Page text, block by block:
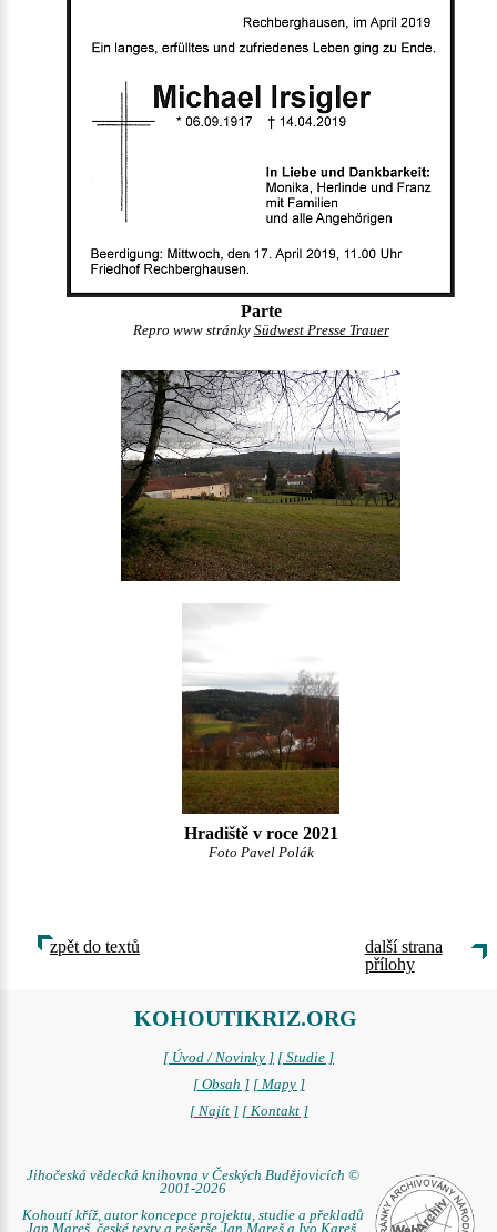
Parte
Repro www stránky Südwest Presse Trauer
Hradiště v roce 2021
Foto Pavel Polák
zpět do textů
další strana
přílohy
KOHOUTIKRIZ.ORG
[ Úvod / Novinky ] [ Studie ]
[ Obsah ] [ Mapy ]
[ Najít ] [ Kontakt ]
Jihočeská vědecká knihovna v Českých Budějovicích ©
2001-2026
Kohoutí kříž, autor koncepce projektu, studie a překladů
Jan Mareš, české texty a rešerše Jan Mareš a Ivo Kareš,